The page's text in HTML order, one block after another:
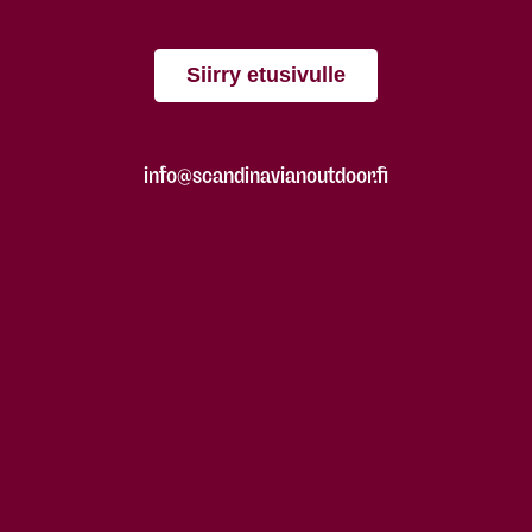
Siirry etusivulle
info@scandinavianoutdoor.fi